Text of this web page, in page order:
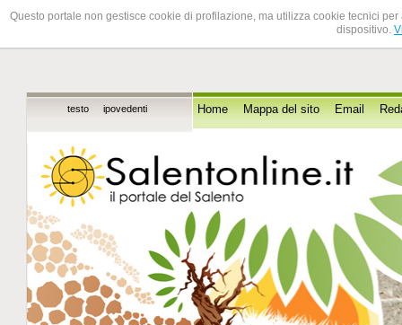
Questo portale non gestisce cookie di profilazione, ma utilizza cookie tecnici
dispositivo.
testo ipovedenti Home Mappa del sito Email